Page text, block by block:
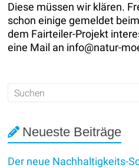
Diese müssen wir klären.
schon einige gemeldet
dem Fairteiler-Projekt
eine Mail an info@natur-
Neueste Beiträge
Der neue Nachhaltigkeits-